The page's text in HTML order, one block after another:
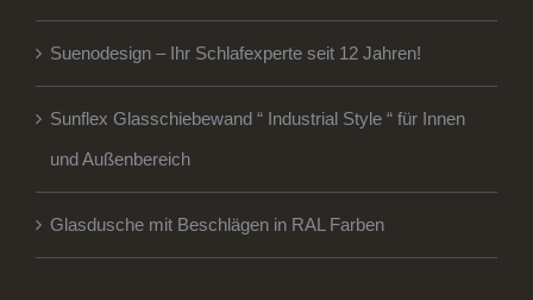
Suenodesign – Ihr Schlafexperte seit 12 Jahren!
Sunflex Glasschiebewand “ Industrial Style “ für Innen
und Außenbereich
Glasdusche mit Beschlägen in RAL Farben